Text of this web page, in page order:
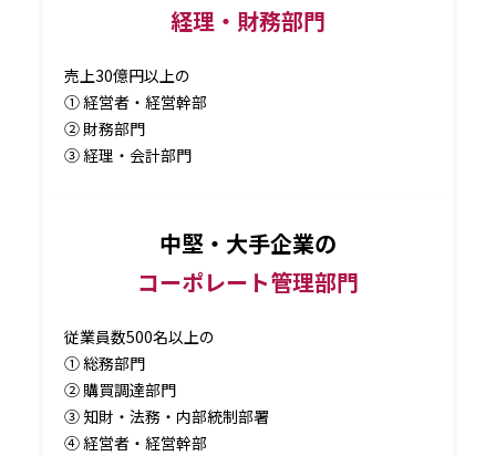
経理・財務部門
売上30億円以上の
① 経営者・経営幹部
② 財務部門
③ 経理・会計部門
中堅・大手企業の
コーポレート管理部門
従業員数500名以上の
① 総務部門
② 購買調達部門
③ 知財・法務・内部統制部署
④ 経営者・経営幹部